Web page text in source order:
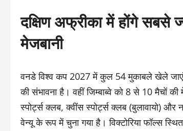
दक्षिण अफ्रीका में होंगे सबसे
मेजबानी
वनडे विश्व कप 2027 में कुल 54 मुकाबले खेले
की संभावना है। वहीं जिम्बाब्वे को 8 से 10 मैचों
स्पोर्ट्स क्लब, क्वींस स्पोर्ट्स क्लब (बुलावायो)
वेन्यू के रूप में चुना गया है। विक्टोरिया फॉल्स